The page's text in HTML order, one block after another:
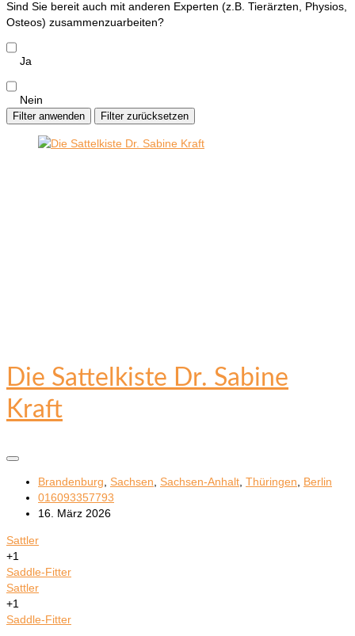
Sind Sie bereit auch mit anderen Experten (z.B. Tierärzten, Physios,
Osteos) zusammenzuarbeiten?
Ja
Nein
Filter anwenden Filter zurücksetzen
Die Sattelkiste Dr. Sabine
Kraft
Brandenburg Sachsen Sachsen-Anhalt Thüringen
Berlin
016093357793
16. März 2026
Sattler
+1
Saddle-Fitter
Sattler
+1
Saddle-Fitter